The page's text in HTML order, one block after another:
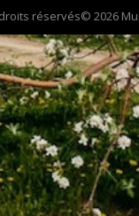
réservés© 2026